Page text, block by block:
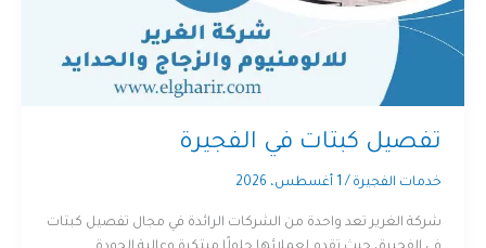
تفصيل كبتات في الفجيرة
خدمات الفجيرة / 1 أغسطس، 2026
شركة الغرير تعد واحدة من الشركات الرائدة في مجال تفصيل كبتات